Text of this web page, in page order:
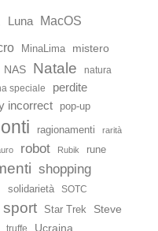
Luna MacOS
MinaLima mistero
NAS Natale natura
speciale perdite
incorrect pop-up
ragionamenti rarità
robot Rubik
rune
shopping
solidarietà SOTC
sport Star Trek
Steve
truffe Ucraina